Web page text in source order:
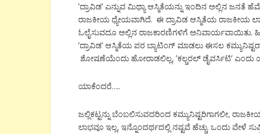
’ದ್ರಾವಿಡ’ ಎನ್ನುವ ಮಿಥ್ಯಾ ಆಸ್ಮಿತೆಯನ್ನು ಇಂದಿನ ಅಲ್ಲಿನ
ರಾಜಕೀಯ ಧ್ಯೇಯವಾಗಿದೆ. ಈ ದ್ರಾವಿಡ ಆಸ್ಮಿತೆಯ ರಾಜಕೀಯ
ಓಲೈಸುವದೂ ಅಲ್ಲಿನ ರಾಜಕಾರಣಿಗಳಿಗೆ ಅನಿವಾರ್ಯವಾಯಿತು.
’ದ್ರಾವಿಡ’ ಆಸ್ಮಿತೆಯ ಪರ ಬ್ಯಾಟಿಂಗ್ ಮಾಡಲು ಈಸಲ
ಶೋಷಣೆಯೆಂದು ಹೋರಾಡಲಿಲ್ಲ, ’ಕಲ್ಚರಲ್ ಡೈವರ್ಸಿಟಿ’ ಎಂದು
ಯಾಕೆಂದರೆ…..
ಜಲ್ಲಿಕಟ್ಟನ್ನು ಬೆಂಬಲಿಸುವದರಿಂದ ಕಮ್ಯುನಿಷ್ಟರಿಗಾಗಲೀ,
ಲಾಭವೂ ಇಲ್ಲ, ಇನ್ನೊಂದರ್ಥದಲ್ಲಿ ನಷ್ಟವೆ ಹೆಚ್ಚು. ಒಂದು ವೇಳೆ